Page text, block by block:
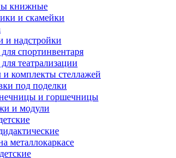
книжные
и скамейки
и надстройки
спортинвентаря
театрализации
комплекты стеллажей
под поделки
и горшечницы
и модули
металлокаркасе